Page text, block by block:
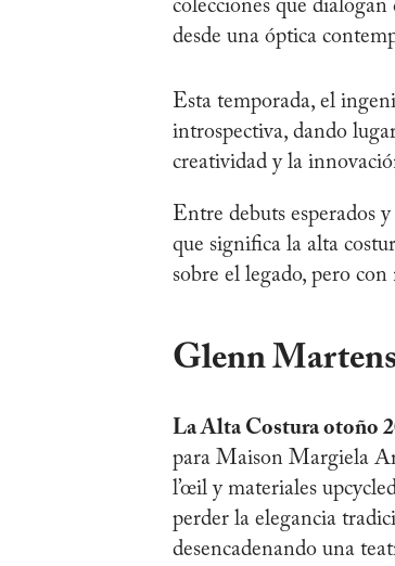
colecciones que
desde una óptica
Esta temporada, el
introspectiva, dando
creatividad y la
Entre debuts esperados
que significa la alta
sobre el legado, pero
Glenn
La Alta Costura otoño
para Maison Margiela
l’œil y materiales
perder la elegancia
desencadenando una